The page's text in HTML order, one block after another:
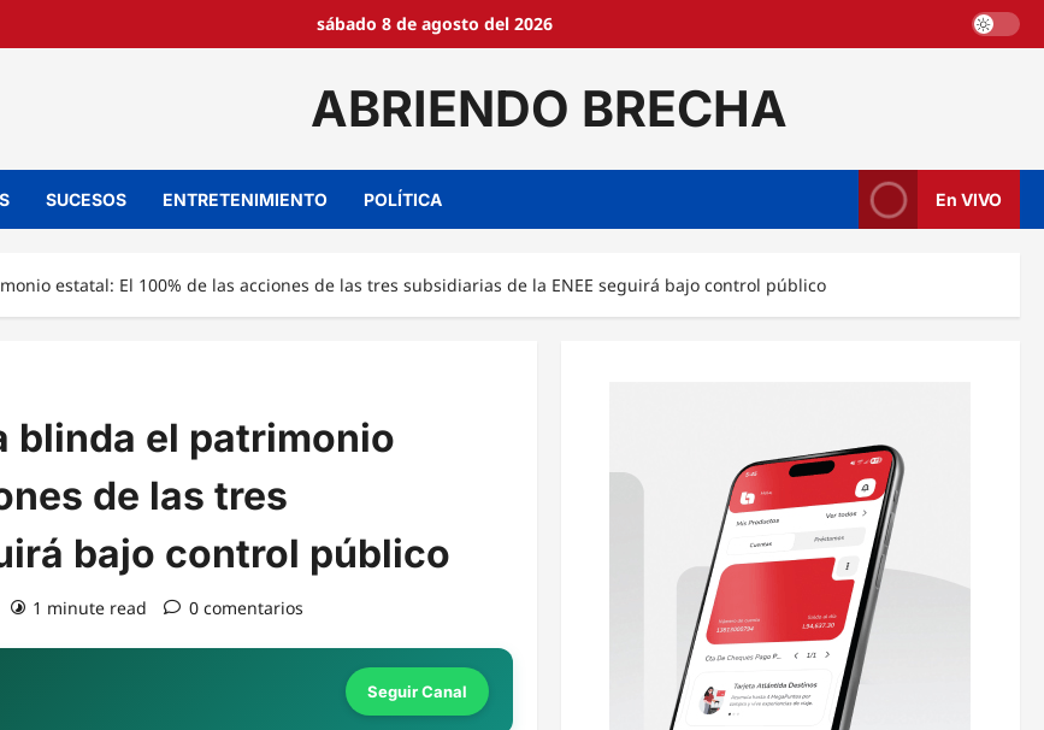
sábado 8 de agosto del 2026
ABRIENDO BRECHA
SUCESOS ENTRETENIMIENTO POLÍTICA En VIVO
estatal: El 100% de las acciones de las tres subsidiarias de la ENEE seguirá bajo control público
blinda el patrimonio
de las tres
bajo control público
1 minute read 0 comentarios
Seguir Canal